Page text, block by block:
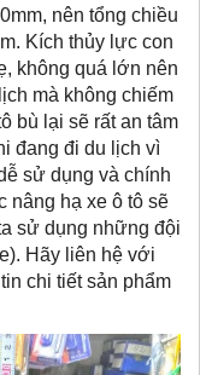
nên tổng chiều
Kích thủy lực con
không quá lớn nên
mà không chiếm
bù lại sẽ rất an tâm
đang đi du lịch vì
sử dụng và chính
nâng hạ xe ô tô sẽ
sử dụng những đội
Hãy liên hệ với
chi tiết sản phẩm